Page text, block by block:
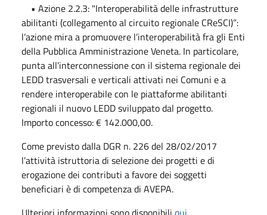
• Azione 2.2.3: "Interoperabilità delle infrastrutture
abilitanti (collegamento al circuito regionale CReSCI)”:
l’azione mira a promuovere l’interoperabilità fra gli Enti
della Pubblica Amministrazione Veneta. In particolare,
punta all’interconnessione con il sistema regionale dei
LEDD trasversali e verticali attivati nei Comuni e a
rendere interoperabile con le piattaforme abilitanti
regionali il nuovo LEDD sviluppato dal progetto.
Importo concesso: € 142.000,00.
Come previsto dalla DGR n. 226 del 28/02/2017
l’attività istruttoria di selezione dei progetti e di
erogazione dei contributi a favore dei soggetti
beneficiari è di competenza di AVEPA.